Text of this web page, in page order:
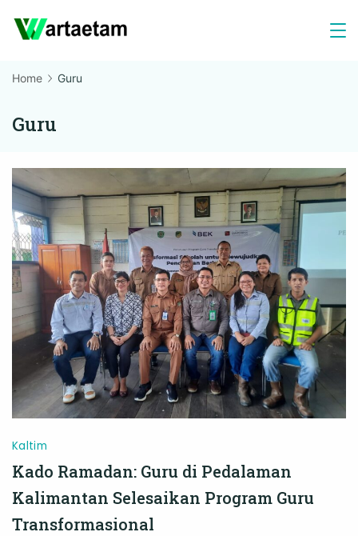
Home Guru
Guru
Kaltim
Kado Ramadan: Guru di Pedalaman
Kalimantan Selesaikan Program Guru
Transformasional